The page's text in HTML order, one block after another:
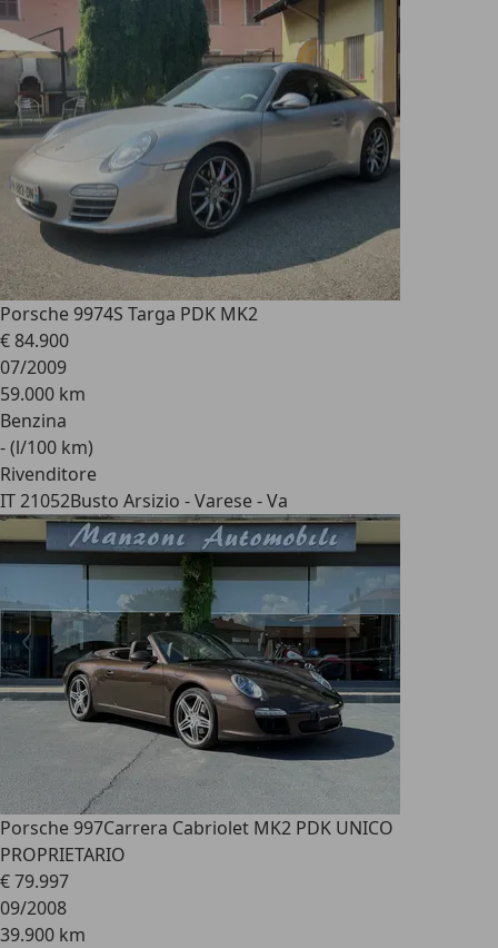
Porsche 9974S Targa PDK MK2
€ 84.900
07/2009
59.000 km
Benzina
- (l/100 km)
Rivenditore
IT 21052Busto Arsizio - Varese - Va
Porsche 997Carrera Cabriolet MK2 PDK UNICO
PROPRIETARIO
€ 79.997
09/2008
39.900 km